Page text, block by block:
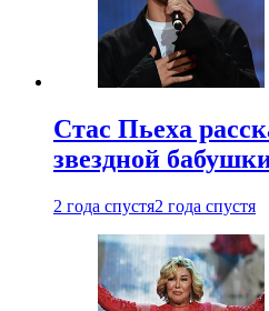
Стас Пьеха
звездной
2 года спустя2 года спустя